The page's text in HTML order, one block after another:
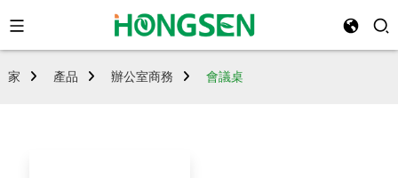
家 產品 辦公室商務 會議桌